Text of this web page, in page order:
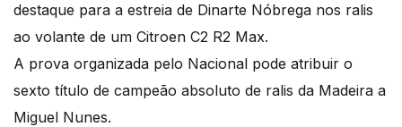
destaque para a estreia de Dinarte Nóbrega nos ralis
ao volante de um Citroen C2 R2 Max.
A prova organizada pelo Nacional pode atribuir o
sexto título de campeão absoluto de ralis da Madeira a
Miguel Nunes.